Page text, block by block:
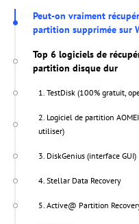
Peut-on vraiment
partition supprimée sur
Top 6 logiciels de
partition disque dur
1. TestDisk (100% gratuit,
2. Logiciel de partition
utiliser)
3. DiskGenius (interface GUI)
4. Stellar Data Recovery
5. Active@ Partition